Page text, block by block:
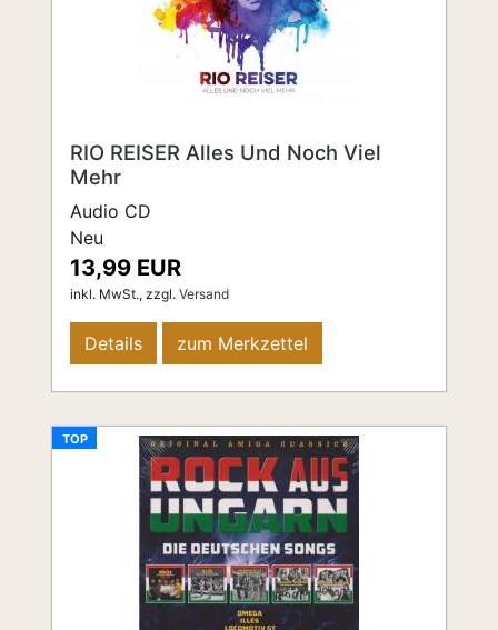
RIO REISER Alles Und Noch Viel
Mehr
Audio CD
Neu
13,99 EUR
inkl. MwSt., zzgl. Versand
Details zum Merkzettel
TOP